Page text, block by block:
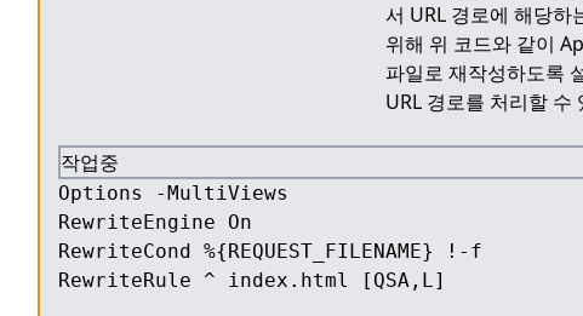
서 URL 경로에 해당하
위해 위 코드와 같이
파일로 재작성하도록
URL 경로를 처리할 수
작업중
Options -MultiViews
RewriteEngine On
RewriteCond %{REQUEST_FILENAME} !-f
RewriteRule ^ index.html [QSA,L]